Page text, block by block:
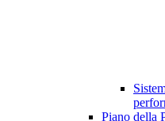
Piano della